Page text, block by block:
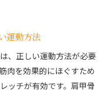
運動方法
、正しい運動方法が必要
肉を効果的にほぐすため
ッチが有効です。肩甲骨